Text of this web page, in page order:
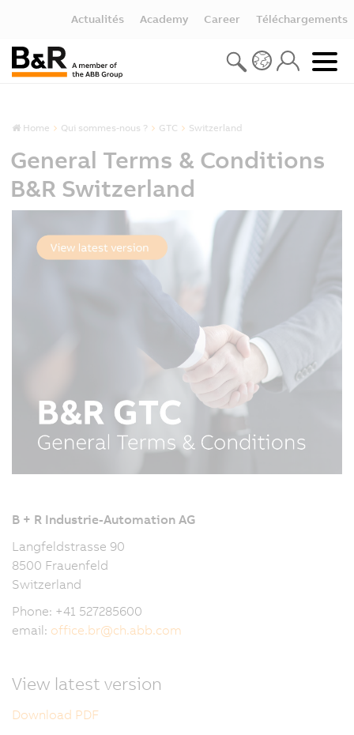
Actualités Academy Career Téléchargements
Home Qui sommes-nous ? GTC Switzerland
General Terms & Conditions
B&R Switzerland
B + R Industrie-Automation AG
Langfeldstrasse 90
8500 Frauenfeld
Switzerland
Phone: +41 527285600
email: office.br@ch.abb.com
View latest version
Download PDF